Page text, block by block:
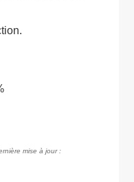
mise à jour :